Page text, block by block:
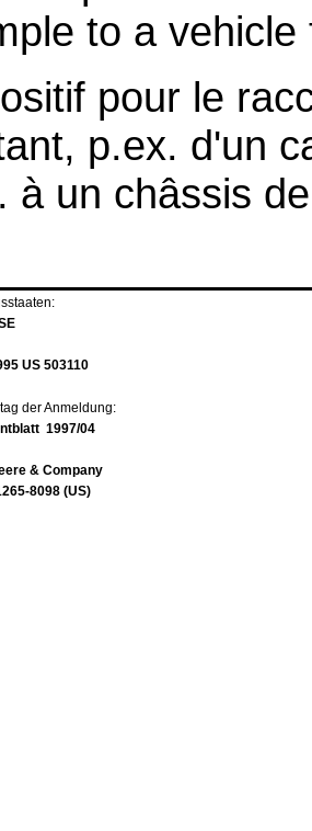
to a vehicle
pour le
p.ex. d'un
à un châssis
US 503110
der Anmeldung:
1997/04
& Company
8098 (US)